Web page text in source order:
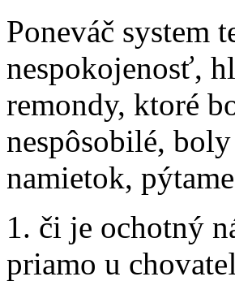
Poneváč
nespokojenosť,
remondy, ktoré
nespôsobilé,
namietok,
1. či je ochotný
priamo u